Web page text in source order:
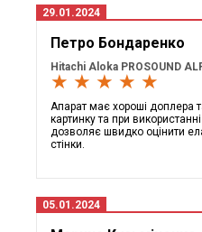
29.01.2024
Петро Бондаренко
Hitachi Aloka PROSOUND
★ ★ ★ ★ ★
Апарат має хороші доплера
картинку та при використанні
дозволяє швидко оцінити
стінки.
05.01.2024